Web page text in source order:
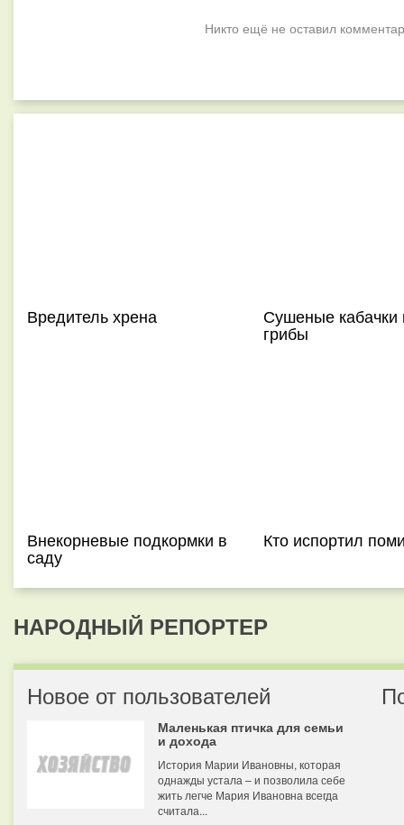
Никто ещё не оставил
Вредитель хрена Сушеные кабачки
грибы
Внекорневые подкормки в
саду
Кто испортил
НАРОДНЫЙ РЕПОРТЕР
Новое от пользователей
Маленькая птичка для семьи
и дохода
История Марии Ивановны, которая
однажды устала – и позволила себе
жить легче Мария Ивановна всегда
считала...